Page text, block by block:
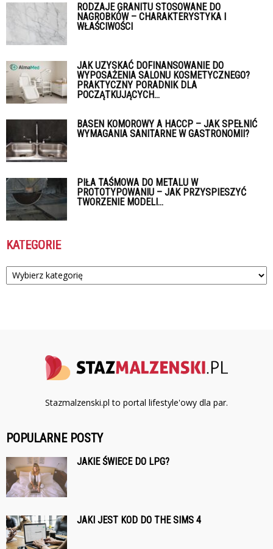
RODZAJE GRANITU STOSOWANE DO
NAGROBKÓW – CHARAKTERYSTYKA I
WŁAŚCIWOŚCI
JAK UZYSKAĆ DOFINANSOWANIE DO
WYPOSAŻENIA SALONU KOSMETYCZNEGO?
PRAKTYCZNY PORADNIK DLA
POCZĄTKUJĄCYCH...
BASEN KOMOROWY A HACCP – JAK SPEŁNIĆ
WYMAGANIA SANITARNE W GASTRONOMII?
PIŁA TAŚMOWA DO METALU W
PROTOTYPOWANIU – JAK PRZYSPIESZYĆ
TWORZENIE MODELI...
KATEGORIE
Kategorie
Stazmalzenski.pl to portal lifestyle'owy dla par.
POPULARNE POSTY
JAKIE ŚWIECE DO LPG?
JAKI JEST KOD DO THE SIMS 4